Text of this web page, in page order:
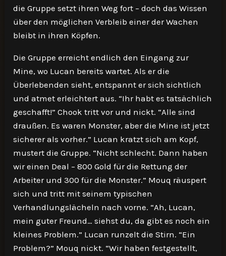
die Gruppe setzt ihren Weg fort – doch das Wissen
über den möglichen Verbleib einer der Wachen
bleibt in ihren Köpfen.
Die Gruppe erreicht endlich den Eingang zur
Mine, wo Lucan bereits wartet. Als er die
Überlebenden sieht, entspannt er sich sichtlich
und atmet erleichtert aus. “Ihr habt es tatsächlich
geschafft!” Chook tritt vor und nickt. “Alle sind
draußen. Es waren Monster, aber die Mine ist jetzt
sicherer als vorher.” Lucan kratzt sich am Kopf,
mustert die Gruppe. “Nicht schlecht. Dann haben
wir einen Deal – 800 Gold für die Rettung der
Arbeiter und 300 für die Monster.” Mouq räuspert
sich und tritt mit seinem typischen
Verhandlungslächeln nach vorne. “Ah, Lucan,
mein guter Freund… siehst du, da gibt es noch ein
kleines Problem.” Lucan runzelt die Stirn. “Ein
Problem?” Mouq nickt. “Wir haben festgestellt,